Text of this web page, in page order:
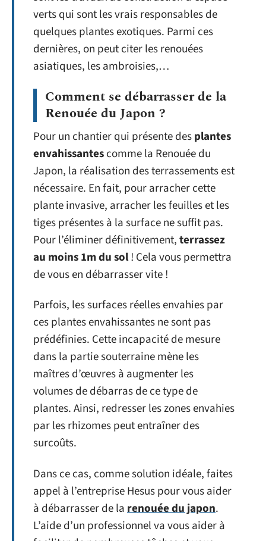
verts qui sont les vrais responsables de
quelques plantes exotiques. Parmi ces
dernières, on peut citer les renouées
asiatiques, les ambroisies,…
Comment se débarrasser de la
Renouée du Japon ?
Pour un chantier qui présente desplantes
envahissantescomme la Renouée du
Japon, la réalisation des terrassements est
nécessaire. En fait, pour arracher cette
plante invasive, arracher les feuilles et les
tiges présentes à la surface ne suffit pas.
Pour l’éliminer définitivement,terrassez
au moins 1m du sol! Cela vous permettra
de vous en débarrasser vite !
Parfois, les surfaces réelles envahies par
ces plantes envahissantes ne sont pas
prédéfinies. Cette incapacité de mesure
dans la partie souterraine mène les
maîtres d’œuvres à augmenter les
volumes de débarras de ce type de
plantes. Ainsi, redresser les zones envahies
par les rhizomes peut entraîner des
surcoûts.
Dans ce cas, comme solution idéale, faites
appel à l’entreprise Hesus pour vous aider
à débarrasser de larenouée du japon.
L’aide d’un professionnel va vous aider à